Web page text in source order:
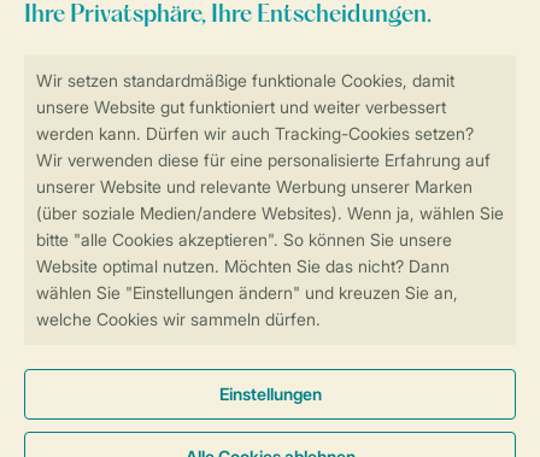
Sicherstellung Deiner Privatsphäre
Sicher und schnell zur Online-Buchung
SSL-Verschlüsselung
Sichere Datenübertragung
Sicheres Bezahlen
Allgemeine Bedingungen Impressum Datenschutz